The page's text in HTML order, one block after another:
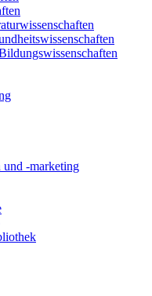
-marketing